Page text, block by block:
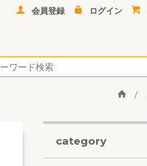
会員登録 ログイン
category